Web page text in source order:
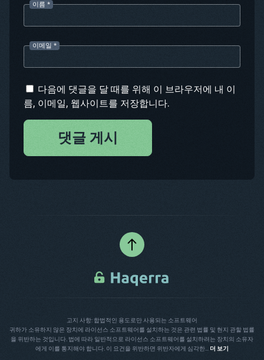
이름 *
이메일 *
다음에 댓글을 달 때를 위해 이 브라우저에 내 이
름, 이메일, 웹사이트를 저장합니다.
댓글 게시
고지 사항: 합법적인 용도로만 사용되는 소프트웨어
귀하가 소유하지 않은 장치에 라이선스 소프트웨어를 설치하는 것은 관련 법률 및 현지 관할 법률
을 위반하는 것입니다. 법에 따라 일반적으로 라이선스 소프트웨어를 설치하려는 장치의 소유자
에게 이를 통지해야 합니다. 이 요건을 위반하면 위반자에게 심각한...
더 보기